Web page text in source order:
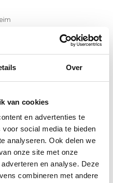
Over
van cookies
en advertenties te
social media te bieden
analyseren. Ook delen we
onze site met onze
en analyse. Deze
combineren met andere
en bovendien wordt het
INSTAGRAM